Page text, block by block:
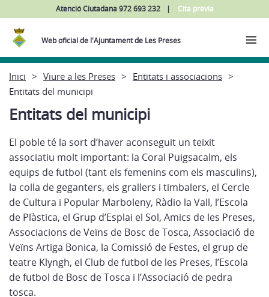
Atenció Ciutadana 972 693 232 Cita prèvia
Web oficial de l'Ajuntament de Les Preses
Inici Viure a les Preses
Entitats i associacions
Entitats del municipi
Entitats del municipi
El poble té la sort d’haver aconseguit un teixit
associatiu molt important: la Coral Puigsacalm, els
equips de futbol (tant els femenins com els masculins),
la colla de geganters, els grallers i timbalers, el Cercle
de Cultura i Popular Marboleny, Ràdio la Vall, l’Escola
de Plàstica, el Grup d’Esplai el Sol, Amics de les Preses,
Associacions de Veïns de Bosc de Tosca, Associació de
Veïns Artiga Bonica, la Comissió de Festes, el grup de
teatre Klyngh, el Club de futbol de les Preses, l’Escola
de futbol de Bosc de Tosca i l’Associació de pedra
tosca.